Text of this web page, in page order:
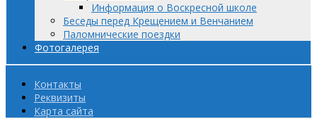
Информация о Воскресной школе
Беседы перед Крещением и Венчанием
Паломнические поездки
Фотогалерея
Контакты
Реквизиты
Карта сайта